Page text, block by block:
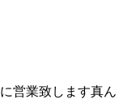
営業致します真ん